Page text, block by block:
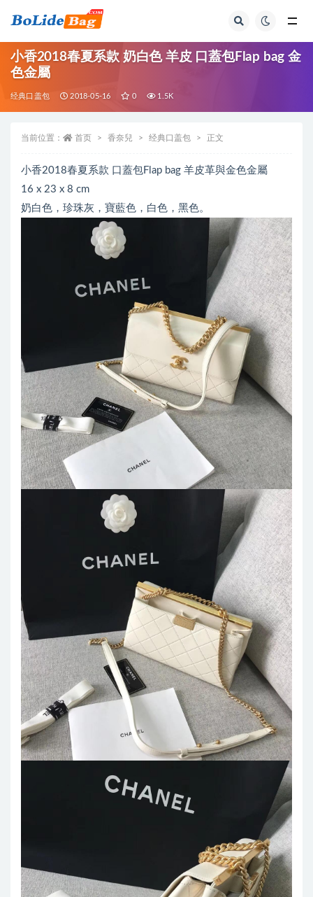
小香2018春夏系款 奶白色 羊皮 口蓋包Flap bag 金
色金屬
经典口盖包 2018-05-16 0 1.5K
当前位置： 首页 香奈兒 经典口盖包 正文
小香2018春夏系款 口蓋包Flap bag 羊皮革與金色金屬
16 x 23 x 8 cm
奶白色，珍珠灰，寶藍色，白色，黑色。